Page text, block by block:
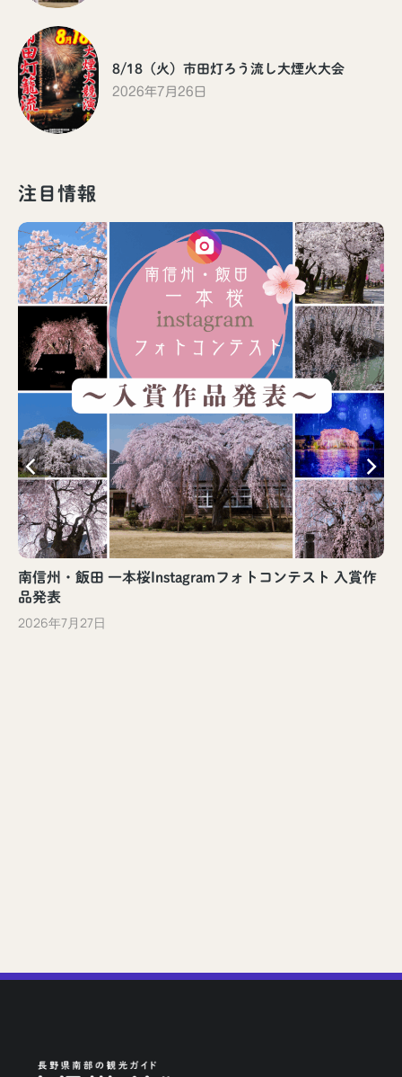
8/18（火）市田灯ろう流し大煙火大会
2026年7月26日
注目情報
南信州・飯田 一本桜Instagramフォトコンテスト 入賞作
品発表
2026年7月27日